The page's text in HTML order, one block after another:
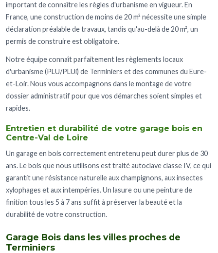
important de connaître les règles d'urbanisme en vigueur. En
France, une construction de moins de 20 m² nécessite une simple
déclaration préalable de travaux, tandis qu'au-delà de 20 m², un
permis de construire est obligatoire.
Notre équipe connaît parfaitement les règlements locaux
d'urbanisme (PLU/PLUi) de Terminiers et des communes du Eure-
et-Loir. Nous vous accompagnons dans le montage de votre
dossier administratif pour que vos démarches soient simples et
rapides.
Entretien et durabilité de votre garage bois en
Centre-Val de Loire
Un garage en bois correctement entretenu peut durer plus de 30
ans. Le bois que nous utilisons est traité autoclave classe IV, ce qui
garantit une résistance naturelle aux champignons, aux insectes
xylophages et aux intempéries. Un lasure ou une peinture de
finition tous les 5 à 7 ans suffit à préserver la beauté et la
durabilité de votre construction.
Garage Bois dans les villes proches de
Terminiers